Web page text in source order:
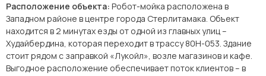
Расположение объекта: Робот-мойка расположена в
Западном районе в центре города Стерлитамака. Объект
находится в 2 минутах езды от одной из главных улиц –
Худайбердина, которая переходит в трассу 80Н-053. Здание
стоит рядом с заправкой «Лукойл», возле магазинов и кафе.
Выгодное расположение обеспечивает поток клиентов – в